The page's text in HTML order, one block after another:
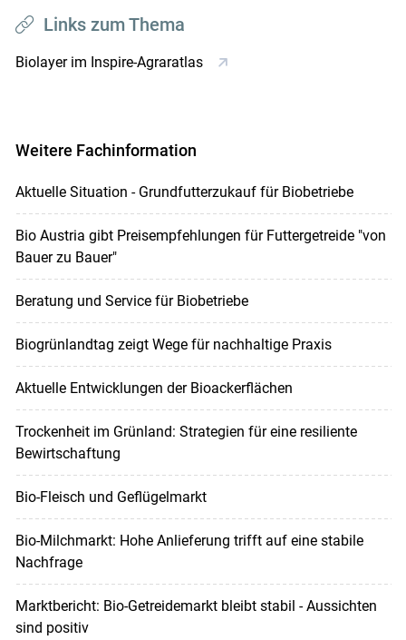
Links zum Thema
Biolayer im Inspire-Agraratlas
Weitere Fachinformation
Aktuelle Situation - Grundfutterzukauf für Biobetriebe
Bio Austria gibt Preisempfehlungen für Futtergetreide "von
Bauer zu Bauer"
Beratung und Service für Biobetriebe
Biogrünlandtag zeigt Wege für nachhaltige Praxis
Aktuelle Entwicklungen der Bioackerflächen
Trockenheit im Grünland: Strategien für eine resiliente
Bewirtschaftung
Bio-Fleisch und Geflügelmarkt
Bio-Milchmarkt: Hohe Anlieferung trifft auf eine stabile
Nachfrage
Marktbericht: Bio-Getreidemarkt bleibt stabil - Aussichten
sind positiv